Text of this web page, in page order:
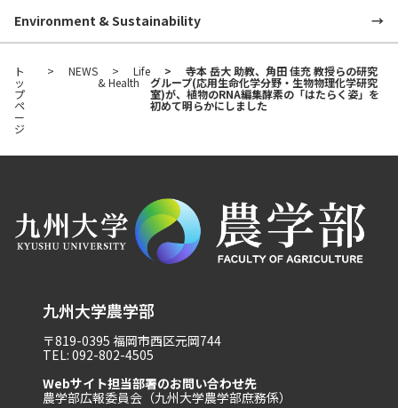
Environment & Sustainability
ト
ッ
プ
ペ
ー
ジ
NEWS Life
& Health
寺本 岳大 助教、角田 佳充 教授らの研究
グループ(応用生命化学分野・生物物理化学研究
室)が、植物のRNA編集酵素の「はたらく姿」を
初めて明らかにしました
九州大学農学部
〒819-0395 福岡市西区元岡744
TEL: 092-802-4505
Webサイト担当部署のお問い合わせ先
農学部広報委員会（九州大学農学部庶務係）